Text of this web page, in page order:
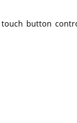
button